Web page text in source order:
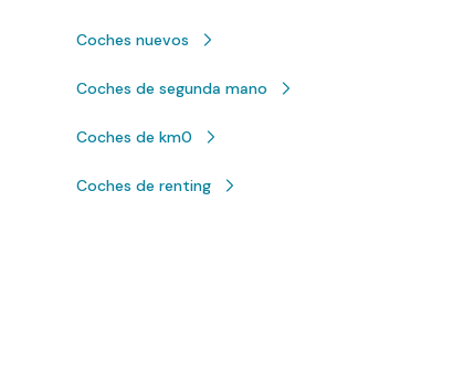
Coches nuevos
Coches de segunda mano
Coches de km0
Coches de renting